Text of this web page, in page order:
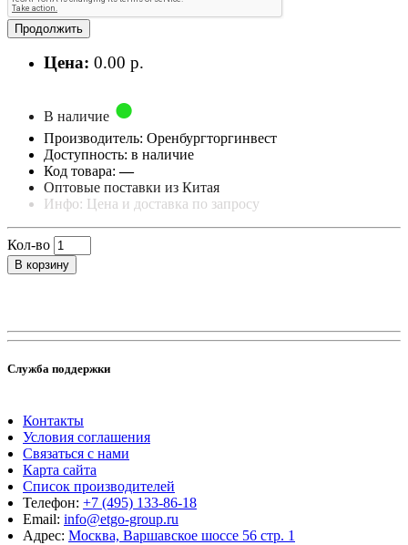
Продолжить
Цена: 0.00 р.
В наличие
Производитель: Оренбургторгинвест
Доступность: в наличие
Код товара:—
Оптовые поставки из Китая
Инфо: Цена и доставка по запросу
Кол-во
В корзину
Служба поддержки
Контакты
Условия соглашения
Связаться с нами
Карта сайта
Список производителей
Телефон: +7 (495) 133-86-18
Email: info@etgo-group.ru
Адрес: Москва, Варшавское шоссе 56 стр. 1